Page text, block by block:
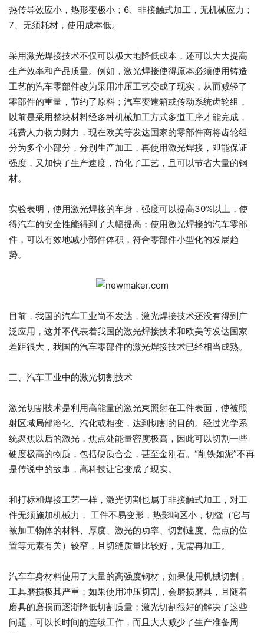
热传导效应小，热形变极小；6、非接触式加工，无机械应力；
7、无须耗材，使用成本低。
采用激光焊接技术不仅可以极大地降低成本，还可以大大提高
生产效率和产品质量。例如，激光焊接使得原本必须使用铸造
工艺的汽车零部件改为采用冲压工艺变成了现实，从而减轻了
零部件的重量，节约了原料；汽车变速箱或传动系统齿轮组，
以前是采用整块材料经多种机械加工方式多道工序才能完成，
耗费人力物力财力，现在欧美等发达国家的零部件商将齿轮组
分为多个小部分，分别生产加工，再使用激光焊接，即能保证
强度，又加快了生产速度，简化了工艺，且可以节省大量的钢
材。
实验表明，使用激光焊接的车身，强度可以提高30%以上，使
得汽车的安全性能得到了大幅提高；使用激光焊接的汽车零部
件，可以有效地减小部件体积，符合零部件小型化的发展趋
势。
目前，我国的汽车工业尚不发达，激光焊接技术还没有得到广
泛应用，这并不代表着我国的激光焊接技术和欧美等发达国家
差距很大，我国的汽车零部件的激光焊接技术已经相当成熟。
三、汽车工业中的激光切割技术
激光切割技术是利用高能量的激光束照射在工件表面，使被照
射区域局部溶化、汽化或相变，达到切割的目的。经过光学系
统聚焦以后的激光，焦点处能量密度极高，因此可以切割一些
硬度极高的物质，包括硬质合金，甚至金刚石。“削铁如泥”不再
是传说中的故事，高科技让它变成了现实。
和打标和焊接工艺一样，激光切割也属于非接触式加工，对工
件无须施加机械力， 工件不易变形，热影响区小，切缝（它与
被加工物体的材料、厚度、激光的功率、切割速度、焦点的位
置等元素有关）较窄，且切缝质量比较好，无需再加工。
汽车车身材料使用了大量的高强度钢材，如果使用机械切割，
工具磨损极其严重；如果使用冲压切割，会磨损磨具，且随着
磨具的磨损而逐渐降低切割质量；激光切割很好的解决了这些
问题，可以长时间的连续工作，而且大大减少了生产准备周